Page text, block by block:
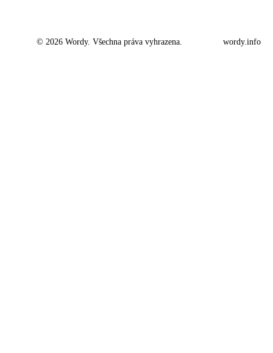
© 2026 Wordy. Všechna práva vyhrazena. wordy.info